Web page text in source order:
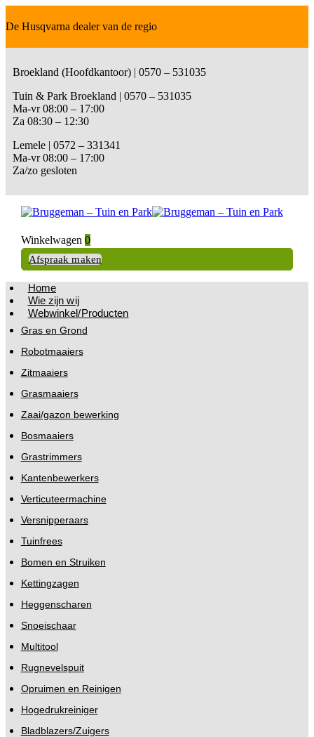
De Husqvarna dealer van de regio
Broekland (Hoofdkantoor) | 0570 – 531035
Tuin & Park Broekland | 0570 – 531035
Ma-vr 08:00 – 17:00
Za 08:30 – 12:30
Lemele | 0572 – 331341
Ma-vr 08:00 – 17:00
Za/zo gesloten
Winkelwagen 0
Afspraak maken
Home
Wie zijn wij
Webwinkel/Producten
Gras en Grond
Robotmaaiers
Zitmaaiers
Grasmaaiers
Zaai/gazon bewerking
Bosmaaiers
Grastrimmers
Kantenbewerkers
Verticuteermachine
Versnipperaars
Tuinfrees
Bomen en Struiken
Kettingzagen
Heggenscharen
Snoeischaar
Multitool
Rugnevelspuit
Opruimen en Reinigen
Hogedrukreiniger
Bladblazers/Zuigers